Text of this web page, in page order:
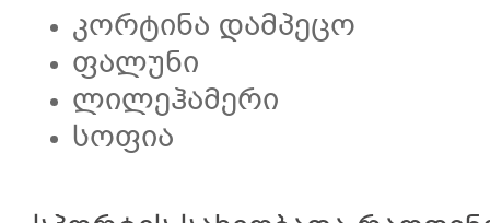
კორტინა დამპეცო
ფალუნი
ლილეჰამერი
სოფია